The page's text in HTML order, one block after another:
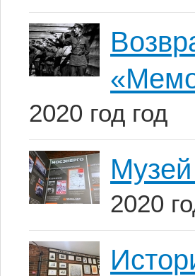
2020 год год
2020